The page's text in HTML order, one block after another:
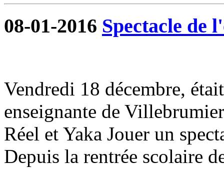
08-01-2016 Spectacle de
Vendredi 18 décembre,
enseignante de
Réel et Yaka Jouer un
Depuis la rentrée scolaire